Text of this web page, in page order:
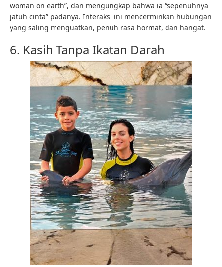
woman on earth”, dan mengungkap bahwa ia “sepenuhnya
jatuh cinta” padanya. Interaksi ini mencerminkan hubungan
yang saling menguatkan, penuh rasa hormat, dan hangat.
6. Kasih Tanpa Ikatan Darah